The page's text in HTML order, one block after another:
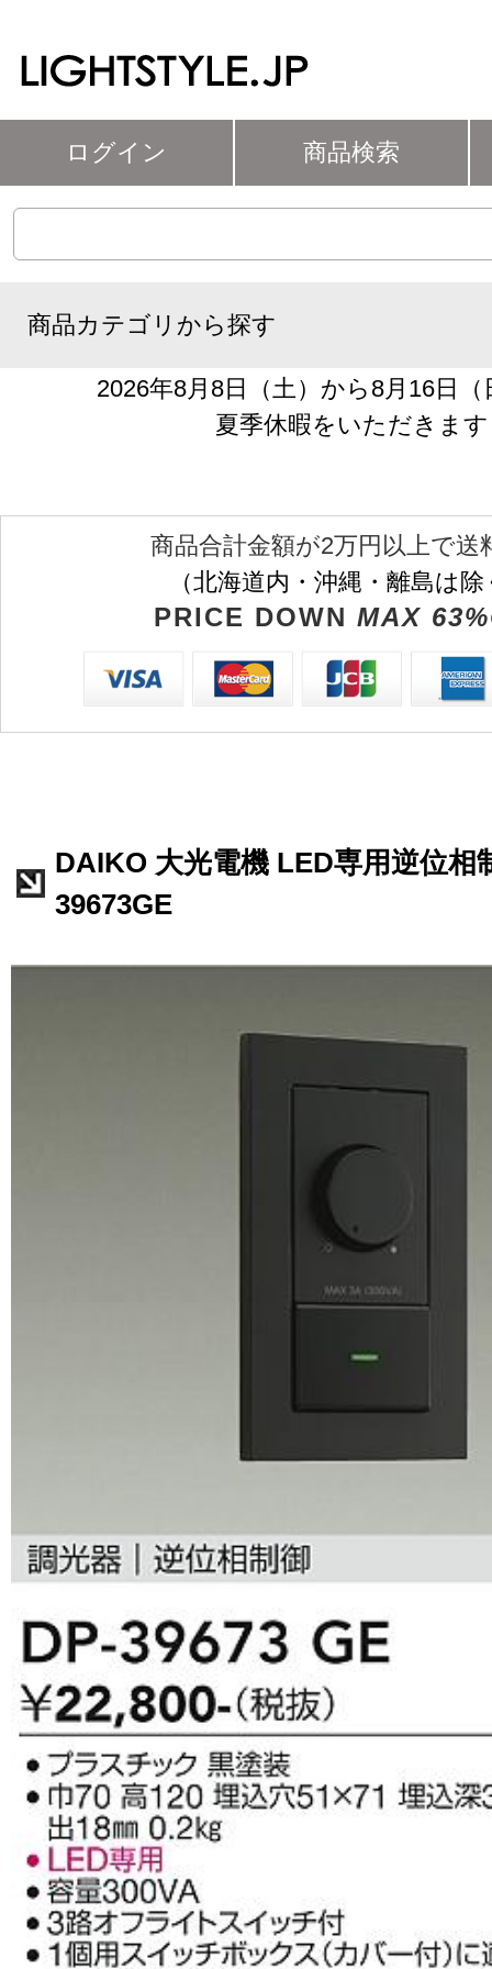
ログイン 商品検索
商品カテゴリから探す
2026年8月8日（土）から8月16日
夏季休暇をいただきます
商品合計金額が2万円以上で送
（北海道内・沖縄・離島は
PRICE DOWN MAX
DAIKO 大光電機 LED専用逆位相
39673GE